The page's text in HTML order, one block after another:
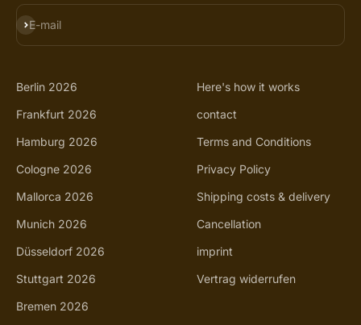
E-mail
SUBSCRIBE
Berlin 2026
Frankfurt 2026
Hamburg 2026
Cologne 2026
Mallorca 2026
Munich 2026
Düsseldorf 2026
Stuttgart 2026
Bremen 2026
Here's how it works
contact
Terms and Conditions
Privacy Policy
Shipping costs & delivery
Cancellation
imprint
Vertrag widerrufen